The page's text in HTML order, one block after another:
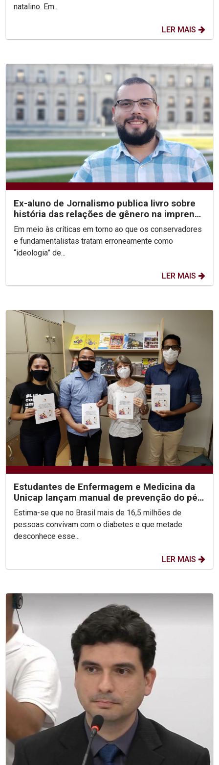
natalino. Em...
LER MAIS
Ex-aluno de Jornalismo publica livro sobre
história das relações de gênero na imprensa
recifense
Em meio às críticas em torno ao que os conservadores
e fundamentalistas tratam erroneamente como
“ideologia” de...
LER MAIS
Estudantes de Enfermagem e Medicina da
Unicap lançam manual de prevenção do pé
diabético
Estima-se que no Brasil mais de 16,5 milhões de
pessoas convivam com o diabetes e que metade
desconhece esse...
LER MAIS